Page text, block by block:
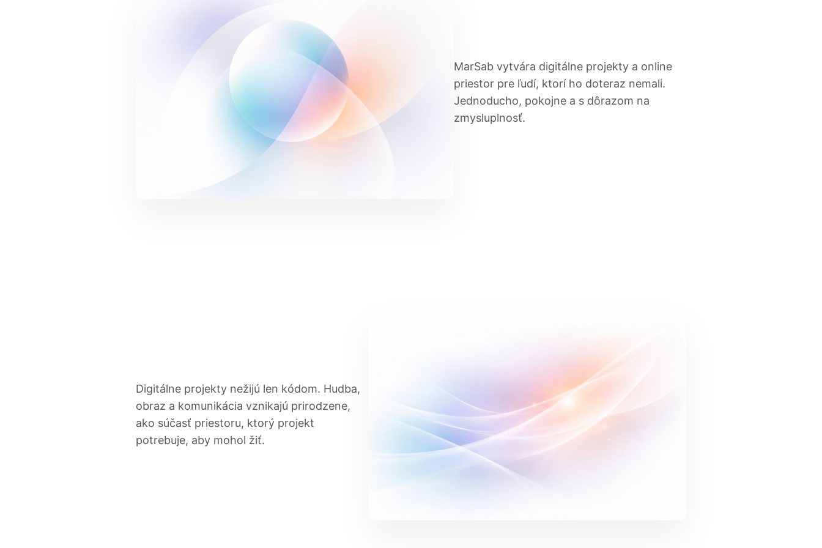
MarSab vytvára digitálne projekty a online
priestor pre ľudí, ktorí ho doteraz nemali.
Jednoducho, pokojne a s dôrazom na
zmysluplnosť.
Digitálne projekty nežijú len kódom. Hudba,
obraz a komunikácia vznikajú prirodzene,
ako súčasť priestoru, ktorý projekt
potrebuje, aby mohol žiť.